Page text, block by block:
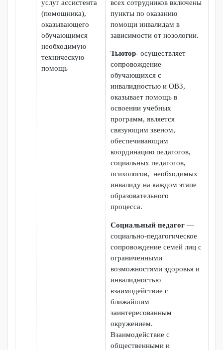
Интернет.
Имеются электронные
УМК и учебники на
Форма проведения
текущей и итоговой
аттестации для студентов-
инвалидов может быть
установлена с учетом
индивидуальных
психофизических
особенностей (устно,
письменно на бумаге,
письменно на компьютере,
в форме тестирования и
т.п.). При необходимости
будет проводиться подбор
и разработка учебных
материалов в печатных и
адаптированных к
различным нозологиям.
В должностные инструкции
всех сотрудников включены
помощи инвалидам в
зависимости от нозологии.